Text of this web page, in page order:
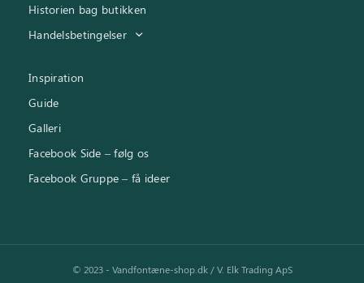
Historien bag butikken
Handelsbetingelser
Inspiration
Guide
Galleri
Facebook Side – følg os
Facebook Gruppe – få ideer
© 2023 - Vandfontæne-shop.dk / V. Elk Trading ApS